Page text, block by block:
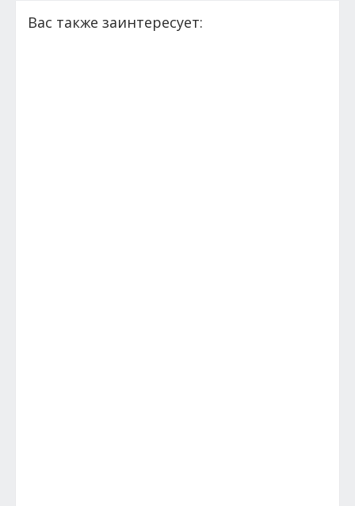
Вас также заинтересует: